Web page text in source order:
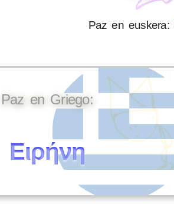
Paz en euskera:
Paz en Griego:
Ειρήνη